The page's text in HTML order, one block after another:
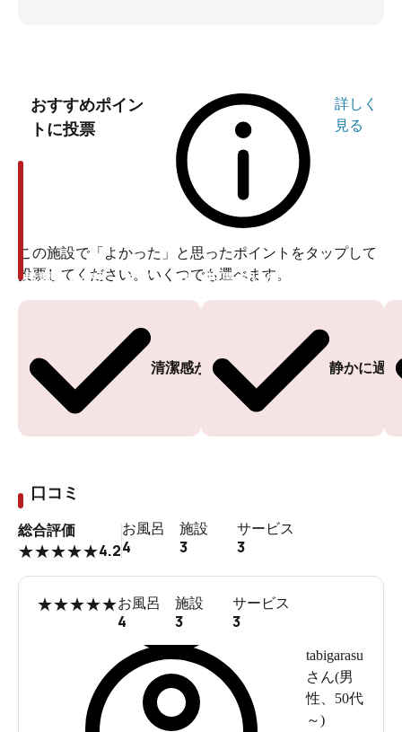
おすすめポイン
トに投票
詳しく
見る
この施設で「よかった」と思ったポイントをタップして
投票してください。いくつでも選べます。
清潔感がある
投票ありがとうございます
静かに過
投票ありがとうございます
口コミ
総合評価
★★★★★4.2
お風呂
4
施設
3
サービス
3
★★★★★お風呂
4
施設
3
サービス
3
tabigarasu
さん(男
性
50代
～)